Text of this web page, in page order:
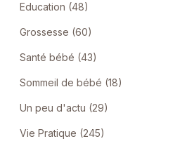
Education (48)
Grossesse (60)
Santé bébé (43)
Sommeil de bébé (18)
Un peu d'actu (29)
Vie Pratique (245)